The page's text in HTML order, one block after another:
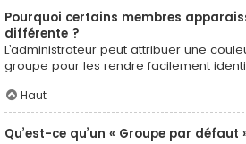
Pourquoi certains membres
différente ?
L’administrateur peut attribuer une
groupe pour les rendre facilement
Haut
Qu’est-ce qu’un « Groupe par défaut